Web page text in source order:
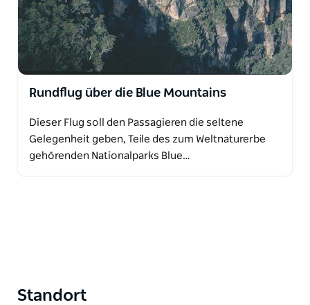
Rundflug über die Blue Mountains
Dieser Flug soll den Passagieren die seltene
Gelegenheit geben, Teile des zum Weltnaturerbe
gehörenden Nationalparks Blue…
Standort